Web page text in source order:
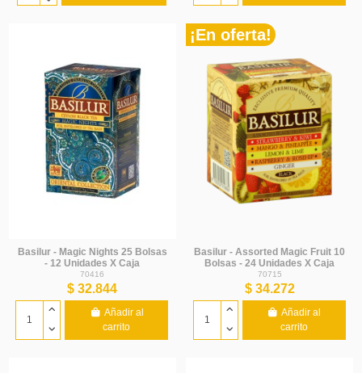
Basilur - Magic Nights 25 Bolsas
- 12 Unidades X Caja
70416
$ 32.844
Añadir al
carrito
¡En oferta!
Basilur - Assorted Magic Fruit 10
Bolsas - 24 Unidades X Caja
70715
$ 34.272
Añadir al
carrito